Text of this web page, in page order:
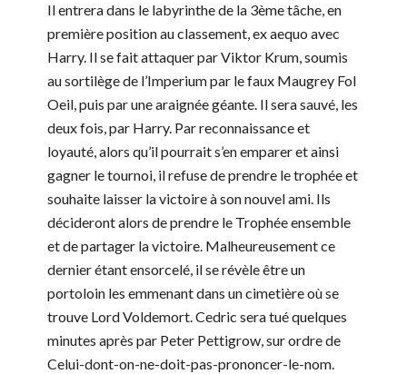
Il entrera dans le labyrinthe de la 3ème tâche, en
première position au classement, ex aequo avec
Harry. Il se fait attaquer par Viktor Krum, soumis
au sortilège de l’Imperium par le faux Maugrey Fol
Oeil, puis par une araignée géante. Il sera sauvé, les
deux fois, par Harry. Par reconnaissance et
loyauté, alors qu’il pourrait s’en emparer et ainsi
gagner le tournoi, il refuse de prendre le trophée et
souhaite laisser la victoire à son nouvel ami. Ils
décideront alors de prendre le Trophée ensemble
et de partager la victoire. Malheureusement ce
dernier étant ensorcelé, il se révèle être un
portoloin les emmenant dans un cimetière où se
trouve Lord Voldemort. Cedric sera tué quelques
minutes après par Peter Pettigrow, sur ordre de
Celui-dont-on-ne-doit-pas-prononcer-le-nom.